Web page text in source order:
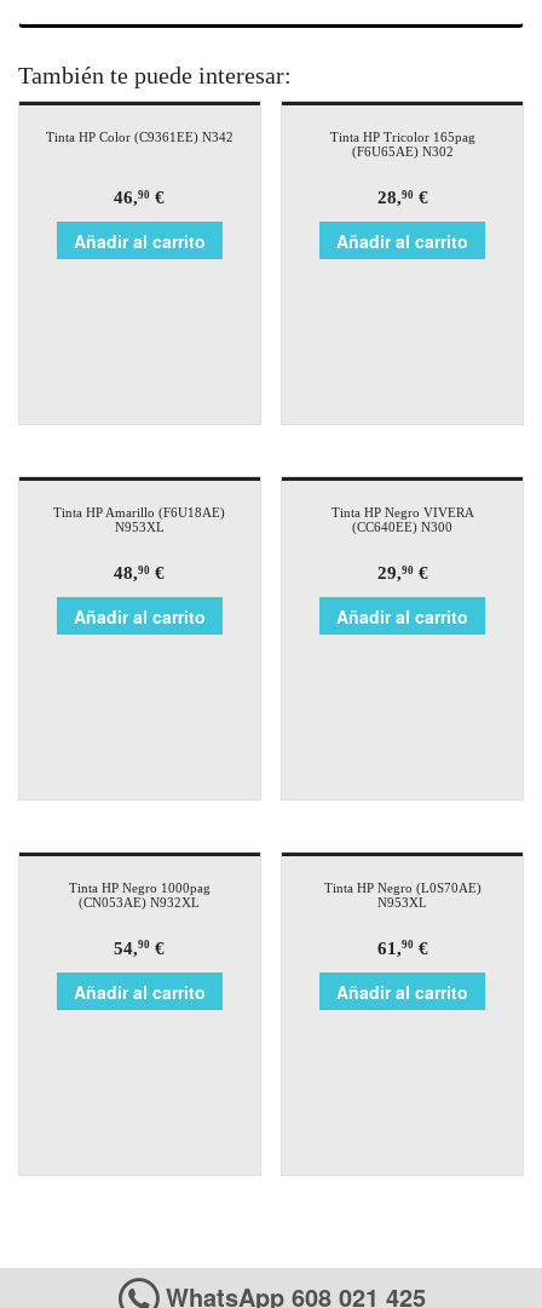
También te puede interesar:
Tinta HP Color (C9361EE) N342
46,90 €
Añadir al carrito
Tinta HP Tricolor 165pag
(F6U65AE) N302
28,90€
Añadir al carrito
Tinta HP Amarillo (F6U18AE)
N953XL
48,90 €
Añadir al carrito
Tinta HP Negro VIVERA
(CC640EE) N300
29,90€
Añadir al carrito
Tinta HP Negro 1000pag
(CN053AE) N932XL
54,90 €
Añadir al carrito
Tinta HP Negro (L0S70AE)
N953XL
61,90€
Añadir al carrito
WhatsApp 608 021 425